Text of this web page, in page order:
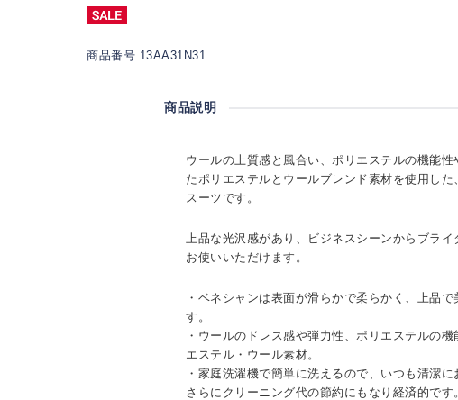
商品番号 13AA31N31
商品説明
ウールの上質感と風合い、ポリエステルの機能性
たポリエステルとウールブレンド素材を使用した
スーツです。
上品な光沢感があり、ビジネスシーンからブライ
お使いいただけます。
・ベネシャンは表面が滑らかで柔らかく、上品
す。
・ウールのドレス感や弾力性、ポリエステルの機
エステル・ウール素材。
・家庭洗濯機で簡単に洗えるので、いつも清潔に
さらにクリーニング代の節約にもなり経済的です。